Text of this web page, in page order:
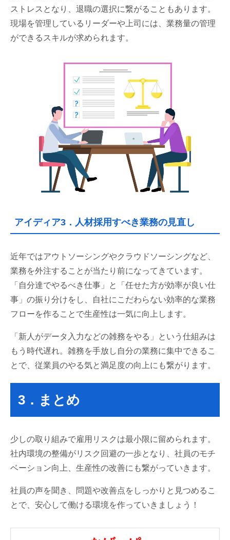
ストレスとなり、退職の選択に繋がることもあります。
現場を管理しているリーダーや上司には、業務量の管理
ができるスキルが求められます。
アイディア3．人材採用すべき業務の見直し
近年ではアウトソーシングやクラウドソーシングなど、
業務を外注することが当たり前になってきています。
「自分達でやるべき仕事」と「任せた方が効率が良い仕
事」の振り分けをし、自社にこだわらない効率的な業務
フローを作ることで生産性は一気に向上します。
「新人がデータ入力などの雑務をやる」という仕組みは
もう時代遅れ。雑務を手放し自分の業務に集中できるこ
とで、従業員のやる気と満足度の向上にも繋がります。
3．まとめ
少しの取り組みで雇用リスクは最小限に留められます。
社内環境の整備がリスク回避の一歩となり、社員のモチ
ベーション向上、生産性の改善にも繋がっていきます。
社員の声を聞き、問題や改善点をしっかりと見つめるこ
とで、安心して働ける環境を作っていきましょう！